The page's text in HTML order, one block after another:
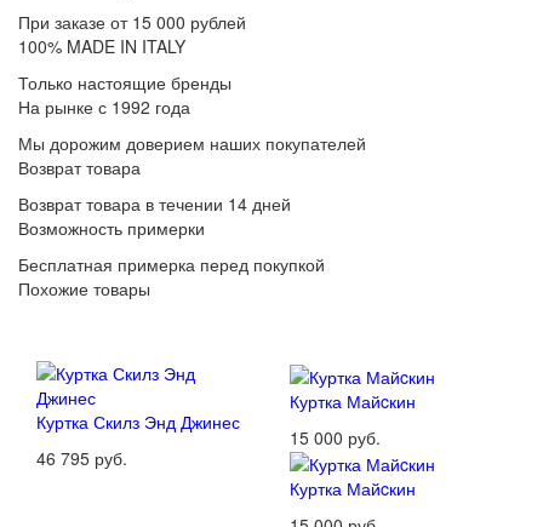
При заказе от 15 000 рублей
100% MADE IN ITALY
Только настоящие бренды
На рынке с 1992 года
Мы дорожим доверием наших покупателей
Возврат товара
Возврат товара в течении 14 дней
Возможность примерки
Бесплатная примерка перед покупкой
Похожие товары
Куртка Скилз Энд Джинес
46 795 руб.
Куртка Майcкин
15 000 руб.
Куртка Майcкин